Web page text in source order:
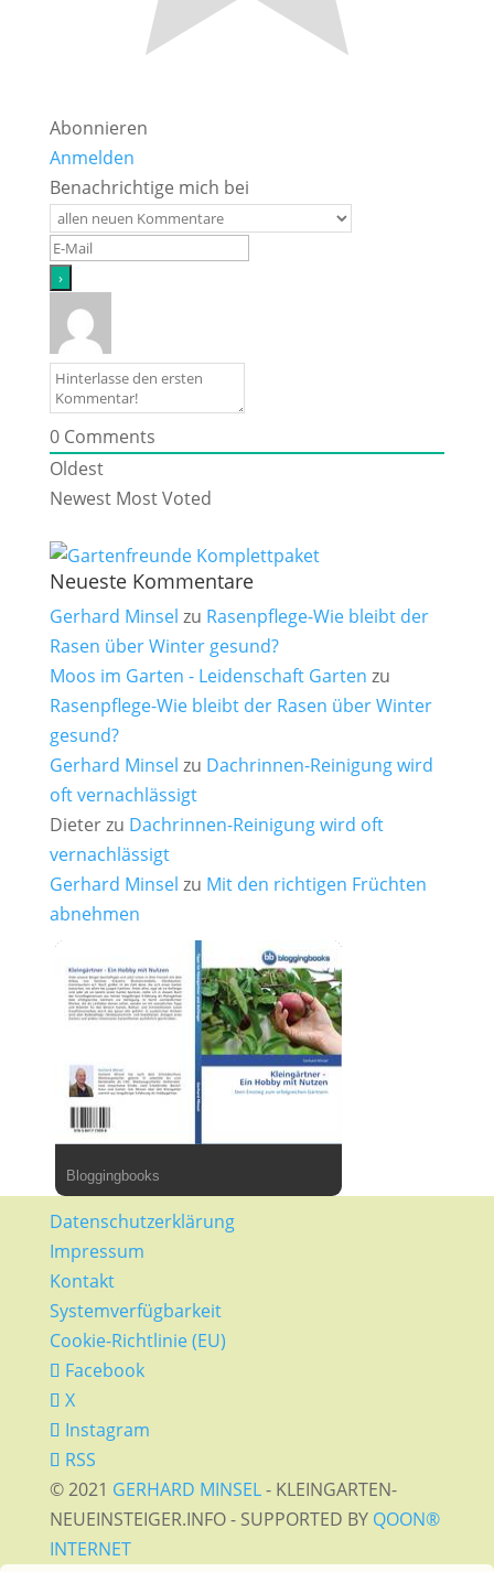
Abonnieren
Anmelden
Benachrichtige mich bei
0Comments
Oldest
Newest Most Voted
Neueste Kommentare
Gerhard Minsel zu Rasenpflege-Wie bleibt der
Rasen über Winter gesund?
Moos im Garten - Leidenschaft Garten zu
Rasenpflege-Wie bleibt der Rasen über Winter
gesund?
Gerhard Minsel zu Dachrinnen-Reinigung wird
oft vernachlässigt
Dieterzu Dachrinnen-Reinigung wird oft
vernachlässigt
Gerhard Minsel zu Mit den richtigen Früchten
abnehmen
Bloggingbooks
Datenschutzerklärung
Impressum
Kontakt
Systemverfügbarkeit
Cookie-Richtlinie (EU)
Facebook
X
Instagram
RSS
© 2021 GERHARD MINSEL- KLEINGARTEN-
NEUEINSTEIGER.INFO - SUPPORTED BY QOON®
INTERNET